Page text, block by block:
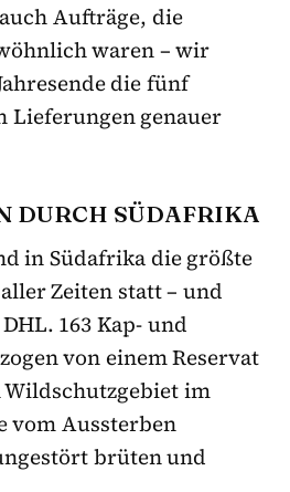
Aufträge, die
waren – wir
die fünf
Lieferungen genauer
DURCH SÜDAFRIKA
in Südafrika die größte
Zeiten statt – und
163 Kap- und
von einem Reservat
im
vom Aussterben
brüten und